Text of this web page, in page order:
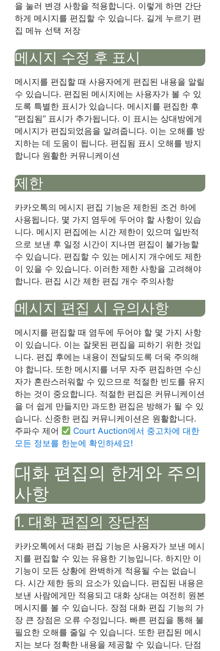
을 눌러 변경 사항을 적용합니다. 이렇게 하면 간단
하게 메시지를 편집할 수 있습니다. 길게 누르기 편
집 메뉴 선택 저장
메시지 수정 후 표시
메시지를 편집할 때 사용자에게 편집된 내용을 알릴
수 있습니다. 편집된 메시지에는 사용자가 볼 수 있
도록 특별한 표시가 있습니다. 메시지를 편집한 후
“편집됨” 표시가 추가됩니다. 이 표시는 상대방에게
메시지가 편집되었음을 알려줍니다. 이는 오해를 방
지하는 데 도움이 됩니다. 편집됨 표시 오해를 방지
합니다 원활한 커뮤니케이션
제한
카카오톡의 메시지 편집 기능은 제한된 조건 하에
사용됩니다. 몇 가지 염두에 두어야 할 사항이 있습
니다. 메시지 편집에는 시간 제한이 있으며 일반적
으로 보낸 후 일정 시간이 지나면 편집이 불가능할
수 있습니다. 편집할 수 있는 메시지 개수에도 제한
이 있을 수 있습니다. 이러한 제한 사항을 고려해야
합니다. 편집 시간 제한 편집 개수 주의사항
메시지 편집 시 유의사항
메시지를 편집할 때 염두에 두어야 할 몇 가지 사항
이 있습니다. 이는 잘못된 편집을 피하기 위한 것입
니다. 편집 후에는 내용이 전달되도록 더욱 주의해
야 합니다. 또한 메시지를 너무 자주 편집하면 수신
자가 혼란스러워할 수 있으므로 적절한 빈도를 유지
하는 것이 중요합니다. 적절한 편집은 커뮤니케이션
을 더 쉽게 만들지만 과도한 편집은 방해가 될 수 있
습니다. 신중한 편집 커뮤니케이션은 원활합니다.
주파수 제어
Court Auction에서 중고차에 대한
모든 정보를 한눈에 확인하세요!
대화 편집의 한계와 주의
사항
1. 대화 편집의 장단점
카카오톡에서 대화 편집 기능은 사용자가 보낸 메시
지를 편집할 수 있는 유용한 기능입니다. 하지만 이
기능이 모든 상황에 완벽하게 적용될 수는 없습니
다. 시간 제한 등의 요소가 있습니다. 편집된 내용은
보낸 사람에게만 적용되고 대화 상대는 여전히 원본
메시지를 볼 수 있습니다. 장점 대화 편집 기능의 가
장 큰 장점은 오류 수정입니다. 빠른 편집을 통해 불
필요한 오해를 줄일 수 있습니다. 또한 편집된 메시
지는 보다 정확한 내용을 제공할 수 있습니다. 단점